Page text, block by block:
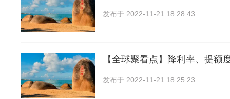
发布于 2022-11-21 18:28:43
【全球聚看点】降利率、提额
发布于 2022-11-21 18:25:23